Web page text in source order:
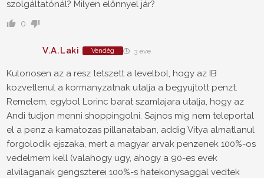
szolgáltatónál? Milyen előnnyel jár?
0
V.A.Laki Vendég 3 éve
Kulonosen az a resz tetszett a levelbol, hogy az IB
kozvetlenul a kormanyzatnak utalja a begyujtott penzt.
Remelem, egybol Lorinc barat szamlajara utalja, hogy az
Andi tudjon menni shoppingolni. Sajnos mig nem teleportal
el a penz a kamatozas pillanataban, addig Vitya almatlanul
forgolodik ejszaka, mert a magyar arvak penzenek 100%-os
vedelmem kell (valahogy ugy, ahogy a 90-es evek
alvilaganak gengszterei 100%-s hatekonysaggal vedtek